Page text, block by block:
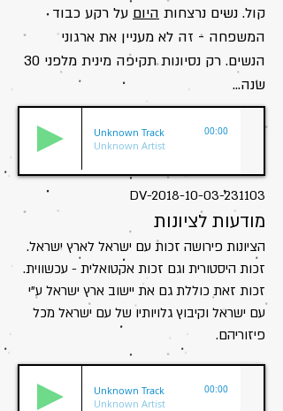
קול. נשים נרצחות היום על רקע כבוד
המשפחה - זה לא מעניין את ארגוני
הנשים. רק נסיונות תקיפה מינית מלפני 30
שנה...
DV-2018-10-03-231103
מודעות לציונות
הציונות פירושה זכות עם ישראל לארץ ישראל.
זכות היסטורית וגם זכות אקטואלית - עכשווית.
זכות זאת כוללת גם את יישוב ארץ ישראל ע"י
עם ישראל וקיבוץ גלויותיו של עם ישראל מכל
פיזוריהם.
Unknown Track
Unknown Artist
00:00
Unknown Track
Unknown Artist
00:00